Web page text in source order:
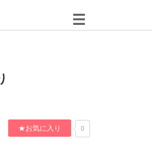
★お気に入り 0